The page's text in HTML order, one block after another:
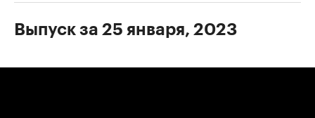
Выпуск за 25 января, 2023